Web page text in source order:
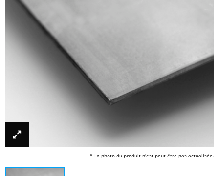
* La photo du produit n'est peut-être pas actualisée.